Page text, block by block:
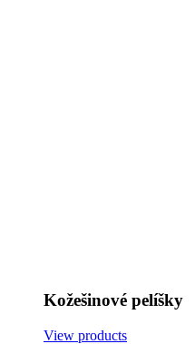
Kožešinové pelíšky
View products